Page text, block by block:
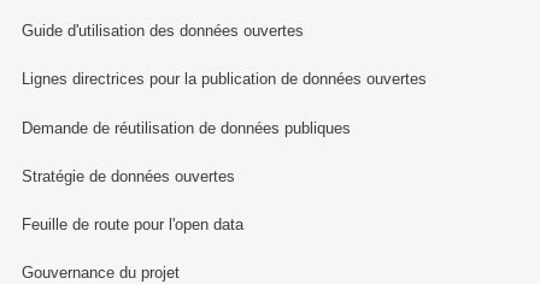
Guide d'utilisation des données ouvertes
Lignes directrices pour la publication de données ouvertes
Demande de réutilisation de données publiques
Stratégie de données ouvertes
Feuille de route pour l'open data
Gouvernance du projet